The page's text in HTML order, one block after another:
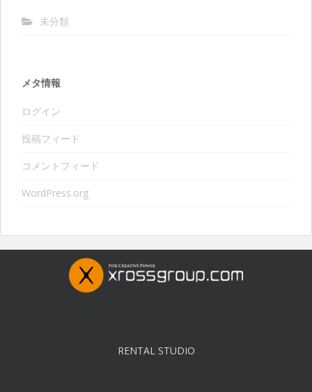
未分類
メタ情報
ログイン
投稿フィード
コメントフィード
WordPress.org
RENTAL STUDIO